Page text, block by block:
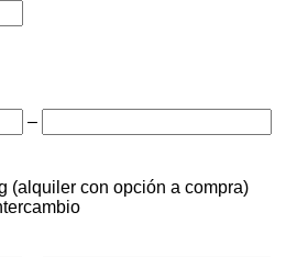
–
(alquiler con opción a compra)